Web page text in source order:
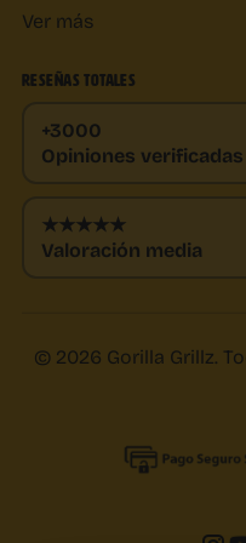
Ver más
RESEÑAS TOTALES
+3000
Opiniones verificadas
★★★★★
Valoración media
© 2026 Gorilla Grillz.